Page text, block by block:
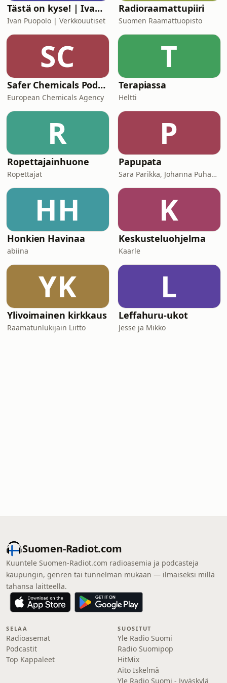
Tästä on kyse! | Ivan Puopolo | Verkkouutiset
Ivan Puopolo | Verkkouutiset
Radioraamattupiiri
Suomen Raamattuopisto
SC
Safer Chemicals Podcast
European Chemicals Agency
T
Terapiassa
Heltti
R
Ropettajainhuone
Ropettajat
P
Papupata
Sara Parikka, Johanna Puhakka
HH
Honkien Havinaa
abiina
K
Keskusteluohjelma
Kaarle
YK
Ylivoimainen kirkkaus
Raamatunlukijain Liitto
L
Leffahuru-ukot
Jesse ja Mikko
Suomen-Radiot.com
Kuuntele Suomen-Radiot.com radioasemia ja podcasteja
kaupungin, genren tai tunnelman mukaan — ilmaiseksi millä
tahansa laitteella.
SELAA
Radioasemat
Podcastit
Top Kappaleet
SUOSITUT
Yle Radio Suomi
Radio Suomipop
HitMix
Aito Iskelmä
Yle Radio Suomi - Jyväskylä